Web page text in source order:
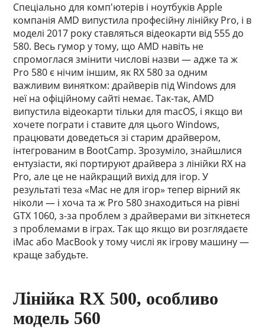
Спеціально для комп'ютерів і ноутбуків Apple
компанія AMD випустила професійну лінійку Pro, і в
моделі 2017 року ставляться відеокарти від 555 до
580. Весь гумор у тому, що AMD навіть не
спромоглася змінити числові назви — адже та ж
Pro 580 є нічим іншим, як RX 580 за одним
важливим винятком: драйверів під Windows для
неї на офіційному сайті немає. Так-так, AMD
випустила відеокарти тільки для macOS, і якщо ви
хочете пограти і ставите для цього Windows,
працювати доведеться зі старим драйвером,
інтегрованим в BootCamp. Зрозуміло, знайшлися
ентузіасти, які портируют драйвера з лінійки RX на
Pro, але це не найкращий вихід для ігор. У
результаті теза «Mac не для ігор» тепер вірний як
ніколи — і хоча та ж Pro 580 знаходиться на рівні
GTX 1060, з-за проблем з драйверами ви зіткнетеся
з проблемами в іграх. Так що якщо ви розглядаєте
iMac або MacBook у тому числі як ігрову машину —
краще забудьте.
Лінійка RX 500, особливо
модель 560